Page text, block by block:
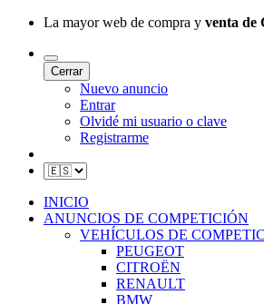
La mayor web de compra y venta de
Cerrar
Nuevo anuncio
Entrar
Olvidé mi usuario o clave
Registrarme
INICIO
ANUNCIOS DE COMPETICIÓN
VEHÍCULOS DE
PEUGEOT
CITROËN
RENAULT
BMW